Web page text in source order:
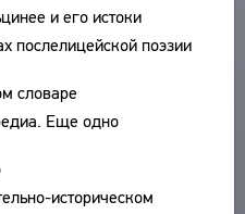
и его истоки
послелицейской поэзии
словаре
Еще одно
историческом